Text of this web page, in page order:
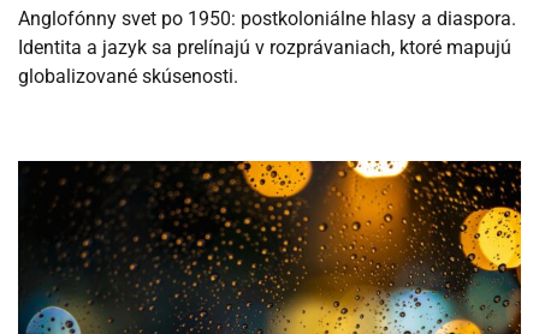
Anglofónny svet po 1950: postkoloniálne hlasy a diaspora.
Identita a jazyk sa prelínajú v rozprávaniach, ktoré mapujú
globalizované skúsenosti.